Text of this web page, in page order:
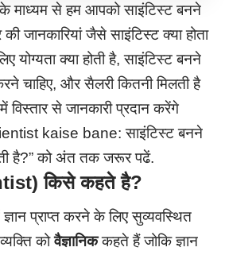
से हम आपको साइंटिस्ट बनने
जानकारियां जैसे साइंटिस्ट क्या होता
योग्यता क्या होती है, साइंटिस्ट बनने
चाहिए, और सैलरी कितनी मिलती है
विस्तार से जानकारी प्रदान करेंगे
kaise bane: साइंटिस्ट बनने
है?” को अंत तक जरूर पढें.
किसे कहते है?
ज्ञान प्राप्त करने के लिए सुव्यवस्थित
कोवैज्ञानिककहते हैं जोकि ज्ञान